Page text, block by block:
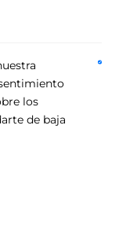
los
de baja